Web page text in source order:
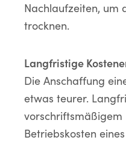
Nachlaufzeiten, um
trocknen.
Langfristige
Die Anschaffung
etwas teurer.
vorschriftsmäßigem
Betriebskosten